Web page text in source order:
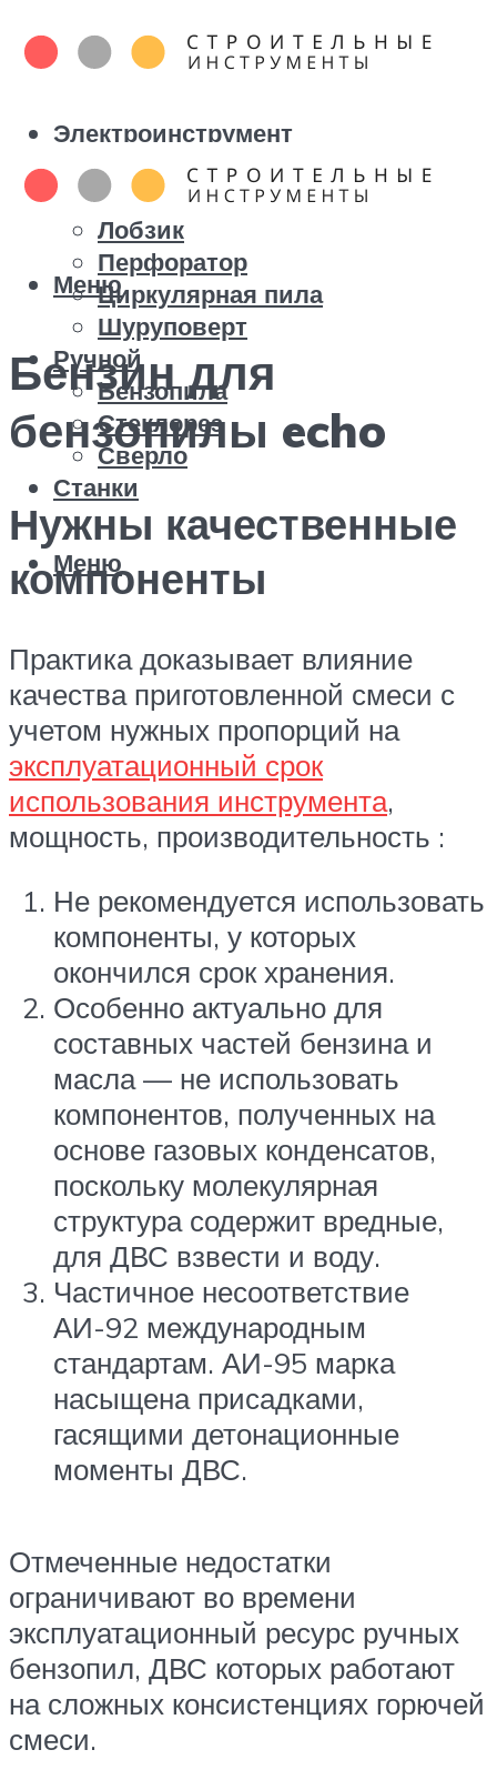
Электроинструмент
Болгарка
Дрель
Лобзик
Перфоратор
Циркулярная пила
Шуруповерт
Ручной
Бензопила
Стеклорез
Сверло
Станки
Меню
Меню
Бензин для
бензопилы echo
Нужны качественные
компоненты
Практика доказывает влияние
качества приготовленной смеси с
учетом нужных пропорций на
эксплуатационный срок
использования инструмента,
мощность, производительность :
Не рекомендуется использовать
компоненты, у которых
окончился срок хранения.
Особенно актуально для
составных частей бензина и
масла — не использовать
компонентов, полученных на
основе газовых конденсатов,
поскольку молекулярная
структура содержит вредные,
для ДВС взвести и воду.
Частичное несоответствие
АИ-92 международным
стандартам. АИ-95 марка
насыщена присадками,
гасящими детонационные
моменты ДВС.
Отмеченные недостатки
ограничивают во времени
эксплуатационный ресурс ручных
бензопил, ДВС которых работают
на сложных консистенциях горючей
смеси.